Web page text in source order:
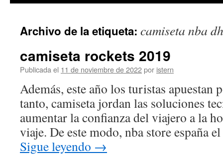
contenido
Archivo de la etiqueta: camiseta nba
camiseta rockets 2019
Publicada el 11 de noviembre de 2022por istern
Además, este año los turistas apuestan
tanto, camiseta jordan las soluciones
aumentar la confianza del viajero a la
viaje. De este modo, nba store españa
Sigue leyendo →